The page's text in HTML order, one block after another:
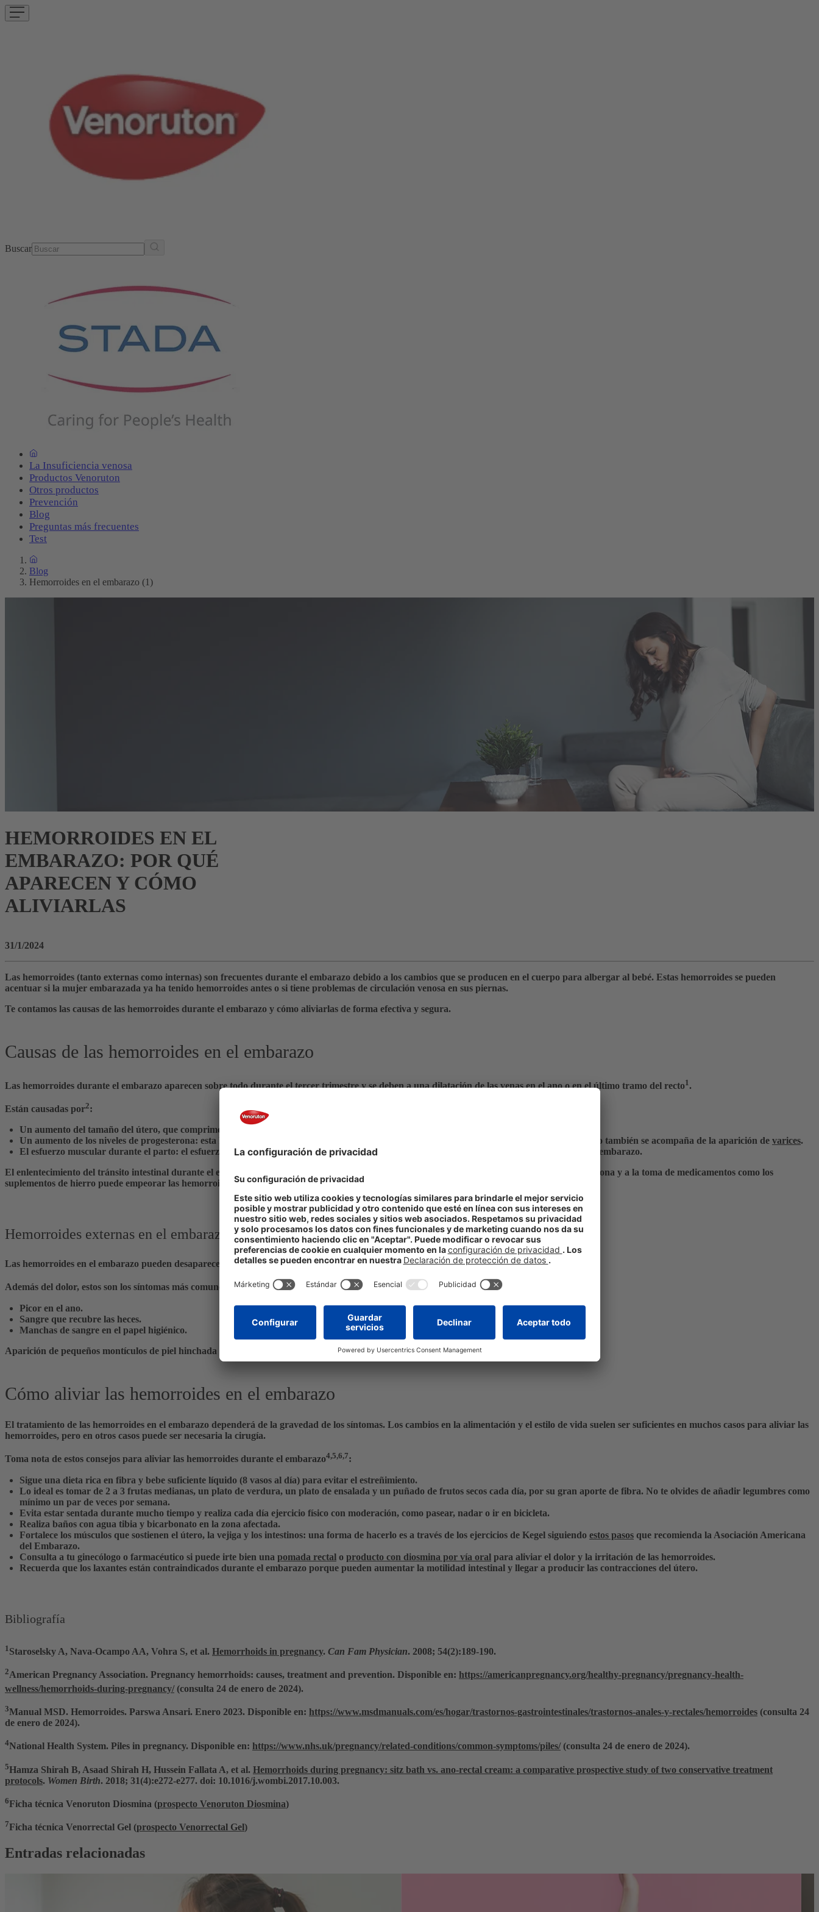
Buscar
La Insuficiencia venosa
Productos Venoruton
Otros productos
Prevención
Blog
Preguntas más frecuentes
Test
Blog
Hemorroides en el embarazo (1)
HEMORROIDES EN EL
EMBARAZO: POR QUÉ
APARECEN Y CÓMO
ALIVIARLAS
31/1/2024
Las hemorroides (tanto externas como internas) son frecuentes durante el embarazo debido a los cambios que se producen en el cuerpo para albergar al bebé. Estas hemorroides se pueden
acentuar si la mujer embarazada ya ha tenido hemorroides antes o si tiene problemas de circulación venosa en sus piernas.
Te contamos las causas de las hemorroides durante el embarazo y cómo aliviarlas de forma efectiva y segura.
Causas de las hemorroides en el embarazo
Las hemorroides durante el embarazo aparecen sobre todo durante el tercer trimestre y se deben a una dilatación de las venas en el ano o en el último tramo del recto1 .
Están causadas por2:
Un aumento del tamaño del útero, que comprime la última parte del intestino y esto favorece la aparición de estreñimiento.
Un aumento de los niveles de progesterona: esta hormona produce una dilatación de los vasos sanguíneos y debilita la pared de las venas. Esto también se acompaña de la aparición de varices.
El esfuerzo muscular durante el parto: el esfuerzo que realizas durante el parto puede empeorar las hemorroides que aparecieron durante el embarazo.
El enlentecimiento del tránsito intestinal durante el embarazo que se produce de forma normal en el embarazo debido al aumento de la progesterona y a la toma de medicamentos como los
suplementos de hierro puede empeorar las hemorroides.
Hemorroides externas en el embarazo y dolor
Las hemorroides en el embarazo pueden desaparecer solas, pero hay veces que causan dolor o incluso sangrado.
Además del dolor, estos son los síntomas más comunes de las hemorroides durante el embarazo3:
Picor en el ano.
Sangre que recubre las heces.
Manchas de sangre en el papel higiénico.
Aparición de pequeños montículos de piel hinchada de color azul o rojo brillante que sobresalen por el ano (hemorroides externas).
Cómo aliviar las hemorroides en el embarazo
El tratamiento de las hemorroides en el embarazo dependerá de la gravedad de los síntomas. Los cambios en la alimentación y el estilo de vida suelen ser suficientes en muchos casos para aliviar las
hemorroides, pero en otros casos puede ser necesaria la cirugía.
Toma nota de estos consejos para aliviar las hemorroides durante el embarazo4,5,6,7:
Sigue una dieta rica en fibra y bebe suficiente líquido (8 vasos al día) para evitar el estreñimiento.
Lo ideal es tomar de 2 a 3 frutas medianas, un plato de verdura, un plato de ensalada y un puñado de frutos secos cada día, por su gran aporte de fibra. No te olvides de añadir legumbres como
mínimo un par de veces por semana.
Evita estar sentada durante mucho tiempo y realiza cada día ejercicio físico con moderación, como pasear, nadar o ir en bicicleta.
Realiza baños con agua tibia y bicarbonato en la zona afectada.
Fortalece los músculos que sostienen el útero, la vejiga y los intestinos: una forma de hacerlo es a través de los ejercicios de Kegel siguiendo estos pasos que recomienda la Asociación Americana
del Embarazo.
Consulta a tu ginecólogo o farmacéutico si puede irte bien una pomada rectal o producto con diosmina por vía oral para aliviar el dolor y la irritación de las hemorroides.
Recuerda que los laxantes están contraindicados durante el embarazo porque pueden aumentar la motilidad intestinal y llegar a producir las contracciones del útero.
Bibliografía
1 Staroselsky A, Nava-Ocampo AA, Vohra S, et al. Hemorrhoids in pregnancy. Can Fam Physician. 2008; 54(2):189-190.
2American Pregnancy Association. Pregnancy hemorrhoids: causes, treatment and prevention. Disponible en: https://americanpregnancy.org/healthy-pregnancy/pregnancy-health-
wellness/hemorrhoids-during-pregnancy/(consulta 24 de enero de 2024).
3Manual MSD. Hemorroides. Parswa Ansari. Enero 2023. Disponible en: https://www.msdmanuals.com/es/hogar/trastornos-gastrointestinales/trastornos-anales-y-rectales/hemorroides (consulta 24
de enero de 2024).
4National Health System. Piles in pregnancy. Disponible en: https://www.nhs.uk/pregnancy/related-conditions/common-symptoms/piles/(consulta 24 de enero de 2024).
5Hamza Shirah B, Asaad Shirah H, Hussein Fallata A, et al. Hemorrhoids during pregnancy: sitz bath vs. ano-rectal cream: a comparative prospective study of two conservative treatment
protocols. Women Birth. 2018; 31(4):e272-e277. doi: 10.1016/j.wombi.2017.10.003.
6Ficha técnica Venoruton Diosmina (prospecto Venoruton Diosmina)
7Ficha técnica Venorrectal Gel (prospecto Venorrectal Gel)
Entradas relacionadas